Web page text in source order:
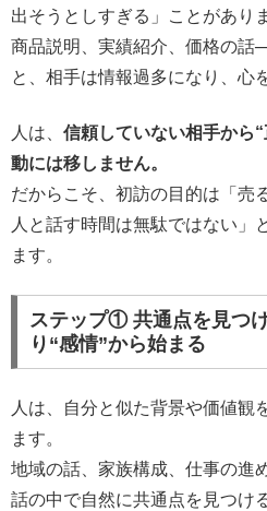
出そうとしすぎる」ことがあり
商品説明、実績紹介、価格の話
と、相手は情報過多になり、心
人は、 信頼していない相手から
動には移しません。
だからこそ、初訪の目的は「売
人と話す時間は無駄ではない」
ます。
ステップ① 共通点を見つ
り“感情”から始まる
人は、自分と似た背景や価値観
ます。
地域の話、家族構成、仕事の進
話の中で自然に共通点を見つけ